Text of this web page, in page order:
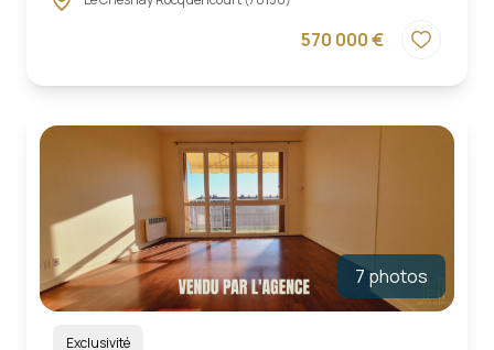
570 000 €
7 photos
Exclusivité